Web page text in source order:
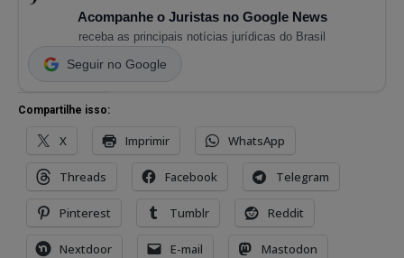
Acompanhe o Juristas no Google News
receba as principais notícias jurídicas do Brasil
Seguir no Google
Compartilhe isso:
X Imprimir WhatsApp
Threads Facebook Telegram
Pinterest Tumblr Reddit
Nextdoor E-mail Mastodon